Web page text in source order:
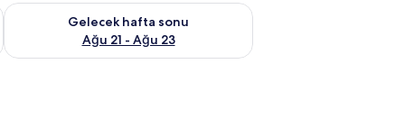
14 - Ağu 16
Gelecek hafta sonu
Ağu 21 - Ağu 23
Önümüzdeki hafta sonu için müsaitliği kontrol et Ağu 21 -
kasa, masa, beşik/çocuk yatağı, portatif/ilave yatak